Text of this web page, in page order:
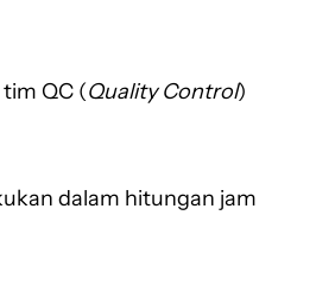
QC (Quality Control)
dalam hitungan jam